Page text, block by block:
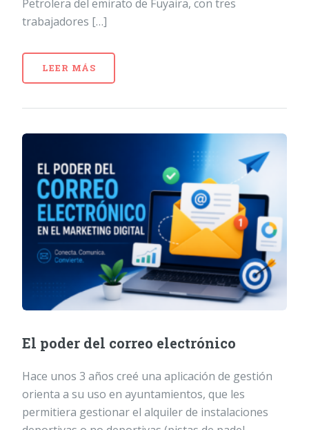
Petrolera del emirato de Fuyaira, con tres
trabajadores […]
LEER MÁS
El poder del correo electrónico
Hace unos 3 años creé una aplicación de gestión
orienta a su uso en ayuntamientos, que les
permitiera gestionar el alquiler de instalaciones